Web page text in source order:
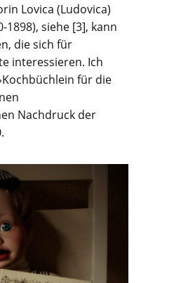
Lovica (Ludovica)
1898), siehe [3], kann
die sich für
interessieren. Ich
für die
Nachdruck der